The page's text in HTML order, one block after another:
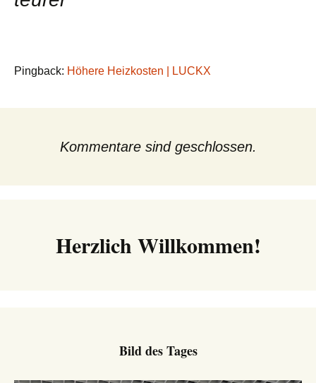
Pingback: Höhere Heizkosten | LUCKX
Kommentare sind geschlossen.
Herzlich Willkommen!
Bild des Tages